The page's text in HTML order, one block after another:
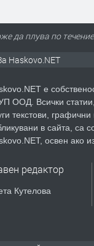
да плува по
Haskovo.NET
е
ООД. Всички
текстови,
в сайта, са
освен ако
редактор
Кутелова